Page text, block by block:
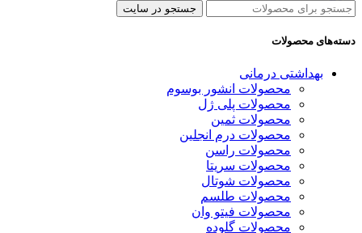
جستجو در سایت
دسته‌های محصولات
بهداشتی درمانی
محصولات انشور بوسوم
محصولات پلی ژل
محصولات ثمین
محصولات درم انجلین
محصولات راسن
محصولات سریتا
محصولات شوتال
محصولات طلسم
محصولات فیتو وان
محصولات گلوده